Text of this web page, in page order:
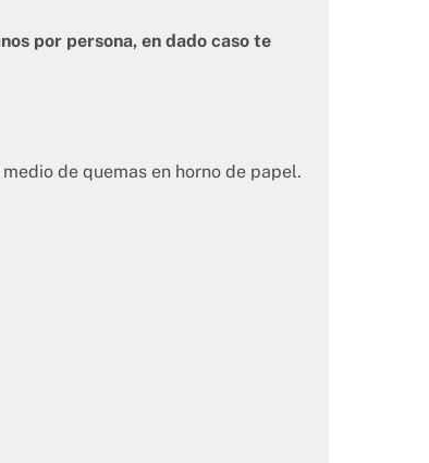
por persona, en dado caso te
de quemas en horno de papel.